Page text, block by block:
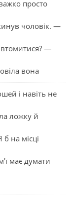
просто
чоловік. —
—
вона
і навіть не
ложку й
на місці
має думати